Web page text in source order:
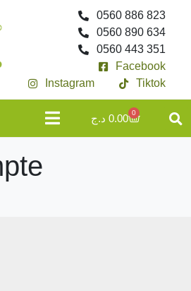
0560 886 823
0560 890 634
0560 443 351
Facebook
Instagram
Tiktok
0.00 د.ج 0